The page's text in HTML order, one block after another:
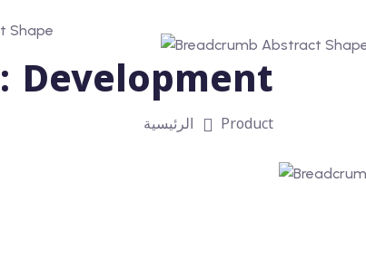
Development
الرئيسية Product